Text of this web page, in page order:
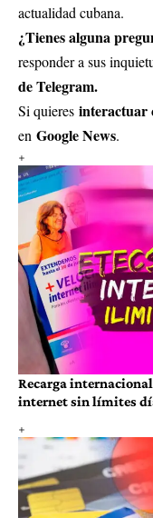
actualidad cubana.
¿Tienes alguna
responder a sus
de Telegram.
Si quieres interactuar
en Google News.
Recarga
internet sin límites